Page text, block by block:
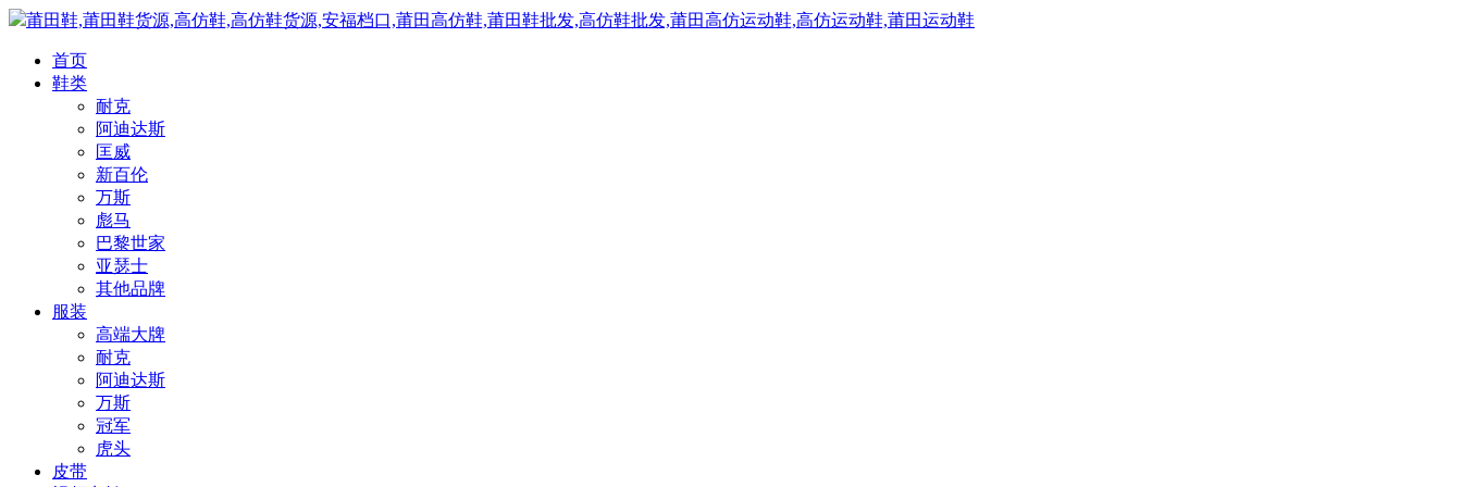
莆田鞋,莆田鞋货源,高仿鞋,高仿鞋货源,安福档口,莆田高仿鞋,莆田鞋批发,高仿鞋批发,莆田高仿运动鞋,高仿运动鞋,莆田运动鞋
首页
鞋类
耐克
阿迪达斯
匡威
新百伦
万斯
彪马
巴黎世家
亚瑟士
其他品牌
服装
高端大牌
耐克
阿迪达斯
万斯
冠军
虎头
皮带